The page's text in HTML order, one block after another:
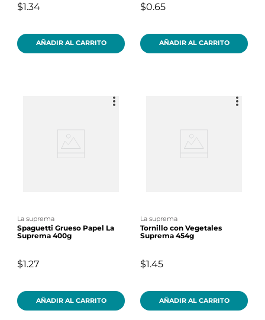
$1.34
AÑADIR AL CARRITO
$0.65
AÑADIR AL CARRITO
la suprema
Spaguetti Grueso Papel La
Suprema 400g
$1.27
AÑADIR AL CARRITO
la suprema
Tornillo con Vegetales
Suprema 454g
$1.45
AÑADIR AL CARRITO